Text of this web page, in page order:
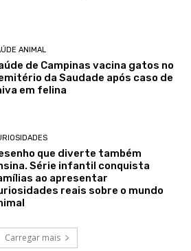
ANIMAL
de Campinas vacina gatos no
da Saudade após caso de
em felina
que diverte também
Série infantil conquista
ao apresentar
reais sobre o mundo
Carregar mais